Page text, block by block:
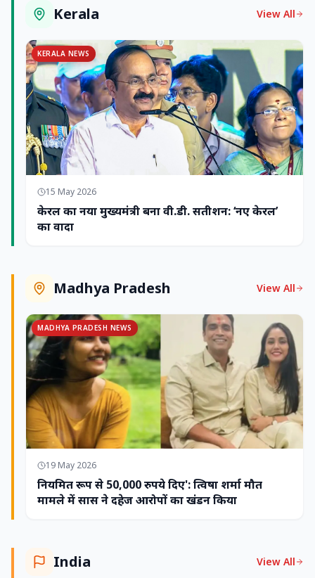
Kerala View All
KERALA NEWS
15 May 2026
केरल का नया मुख्यमंत्री बना वी.डी. सतीशन: ‘नए केरल’
का वादा
Madhya Pradesh View All
MADHYA PRADESH NEWS
19 May 2026
नियमित रूप से 50,000 रुपये दिए': त्विषा शर्मा मौत
मामले में सास ने दहेज आरोपों का खंडन किया
India View All